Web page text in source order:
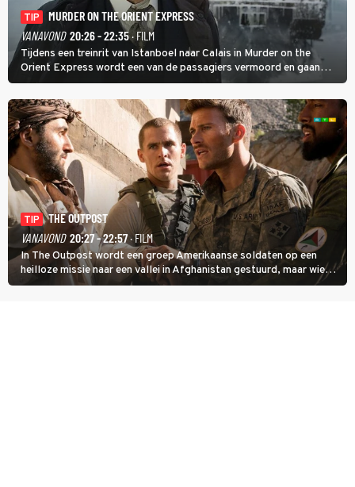
TIP
MURDER ON THE ORIENT EXPRESS
VANAVOND 20:26 - 22:35· FILM
Tijdens een treinrit van Istanboel naar Calais in Murder on the
Orient Express wordt een van de passagiers vermoord en gaan
detective Hercule Poirot en zijn snor uitzoeken wie van de andere
treinreizigers de dader is.
TIP
THE OUTPOST
VANAVOND 20:27 - 22:57· FILM
In The Outpost wordt een groep Amerikaanse soldaten op een
heilloze missie naar een vallei in Afghanistan gestuurd, maar wie
overleeft daar een aanval?